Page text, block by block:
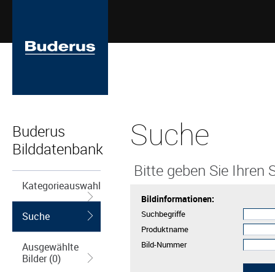
Buderus
Bilddatenbank
Kategorieauswahl
Suche
Ausgewählte
Bilder (0)
Suche
Bitte geben Sie Ihren
Bildinformationen:
Suchbegriffe
Produktname
Bild-Nummer